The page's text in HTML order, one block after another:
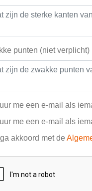
punten (niet verplicht)
me een e-mail als
me een e-mail als
ga akkoord met de